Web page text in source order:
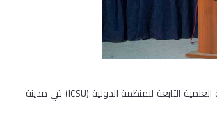
التابعة للمنظمة الدولية (ICSU) في مدينة